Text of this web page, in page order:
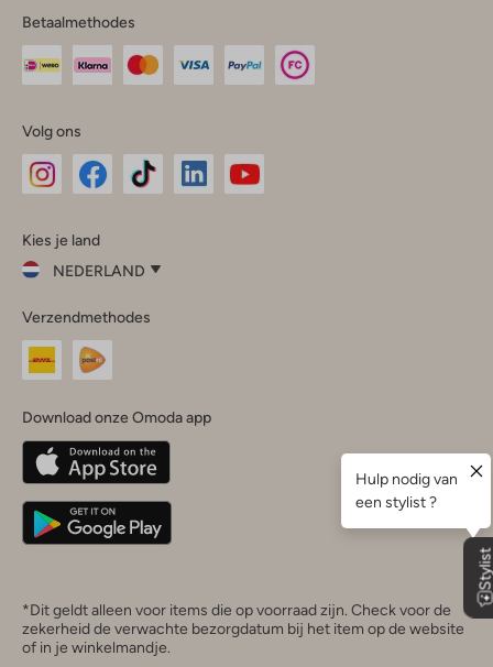
Betaalmethodes
Volg ons
InstagramFacebook
Kies je land
NEDERLAND
je
land
Nederland
Belgique(Français)
Deutschland
Verzendmethodes
Download onze Omoda app
*Dit geldt alleen voor items die op voorraad zijn. Check voor de
zekerheid de verwachte bezorgdatum bij het item op de website
of in je winkelmandje.